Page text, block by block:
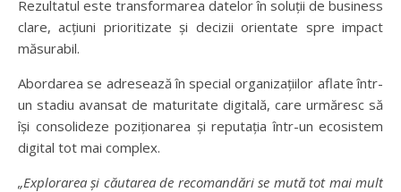
Rezultatul este transformarea datelor în soluții de business
clare, acțiuni prioritizate și decizii orientate spre impact
măsurabil.
Abordarea se adresează în special organizațiilor aflate într-
un stadiu avansat de maturitate digitală, care urmăresc să
își consolideze poziționarea și reputația într-un ecosistem
digital tot mai complex.
„Explorarea și căutarea de recomandări se mută tot mai mult